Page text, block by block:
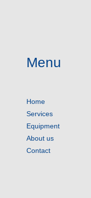
Menu
Home
Services
Equipment
About us
Contact